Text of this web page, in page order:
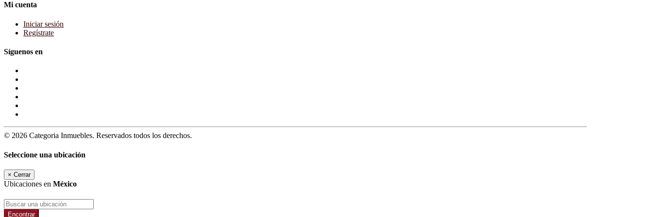
Mi cuenta
Iniciar sesión
Regístrate
Síguenos en
© 2026 Categoria Inmuebles. Reservados todos los derechos.
Seleccione una ubicación
× Cerrar
Ubicaciones en México
Encontrar